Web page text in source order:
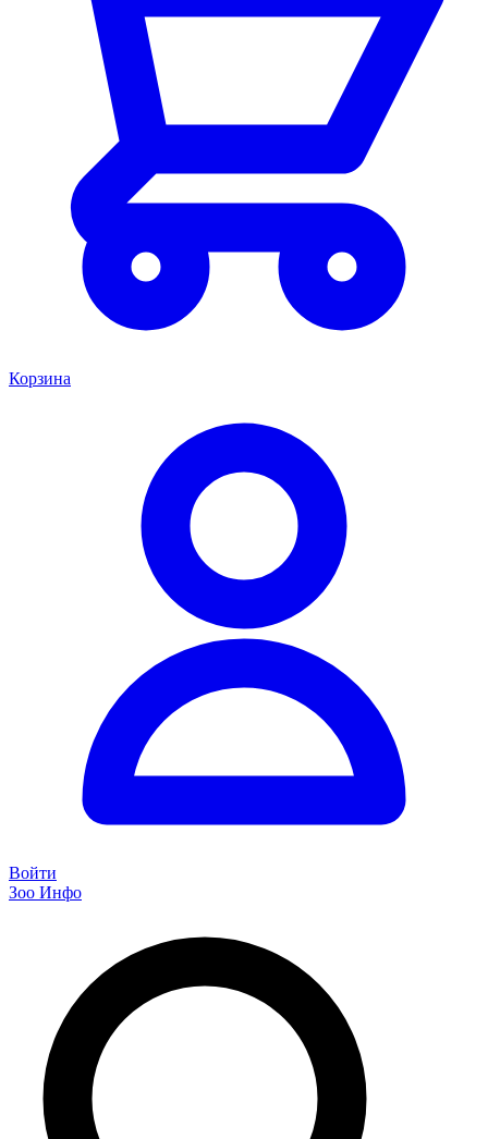
Корзина
Войти
Зоо Инфо